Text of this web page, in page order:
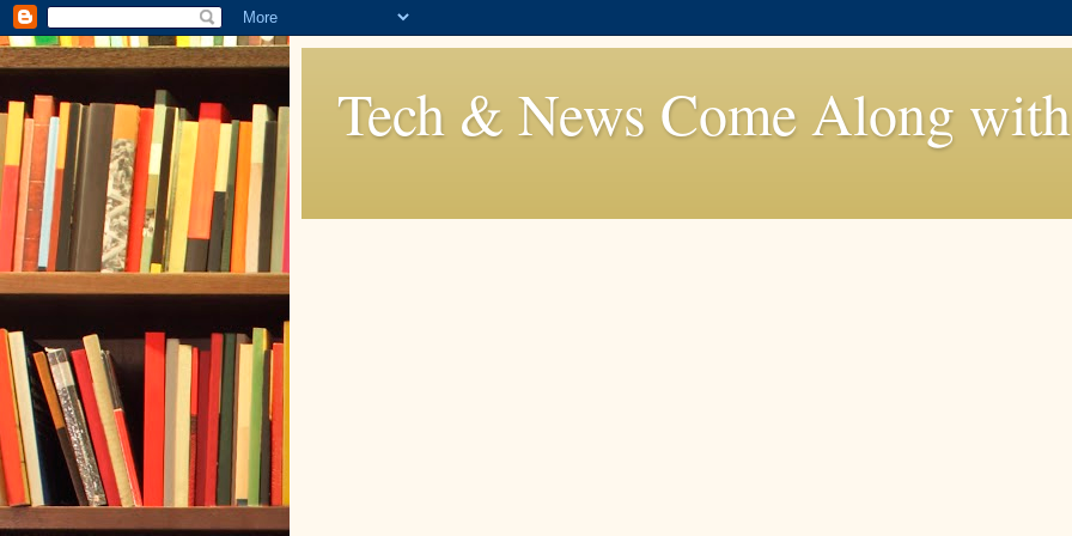
Tech & News Come Along